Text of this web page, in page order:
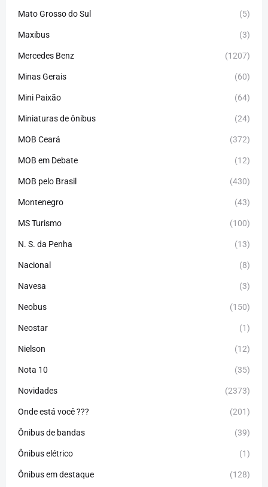
Mato Grosso do Sul (5)
Maxibus (3)
Mercedes Benz (1207)
Minas Gerais (60)
Mini Paixão (64)
Miniaturas de ônibus (24)
MOB Ceará (372)
MOB em Debate (12)
MOB pelo Brasil (430)
Montenegro (43)
MS Turismo (100)
N. S. da Penha (13)
Nacional (8)
Navesa (3)
Neobus (150)
Neostar (1)
Nielson (12)
Nota 10 (35)
Novidades (2373)
Onde está você ??? (201)
Ônibus de bandas (39)
Ônibus elétrico (1)
Ônibus em destaque (128)